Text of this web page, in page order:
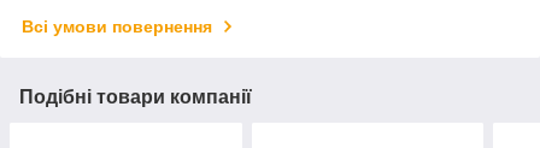
Всі умови повернення
Подібні товари компанії